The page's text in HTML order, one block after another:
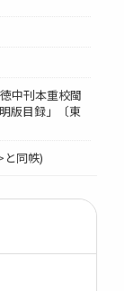
中刊本重校閩
版目録」〔東
と同帙)